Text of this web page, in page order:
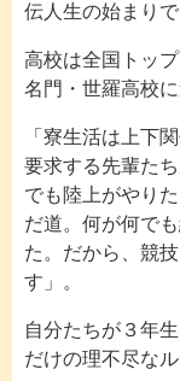
伝人生の始まりで
高校は全国トッ
名門・世羅高校に
「寮生活は上下
要求する先輩た
でも陸上がやり
だ道。何が何で
た。だから、競
す」。
自分たちが３年
だけの理不尽な